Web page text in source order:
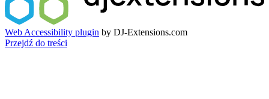
Web Accessibility plugin by DJ-Extensions.com
Przejdź do treści